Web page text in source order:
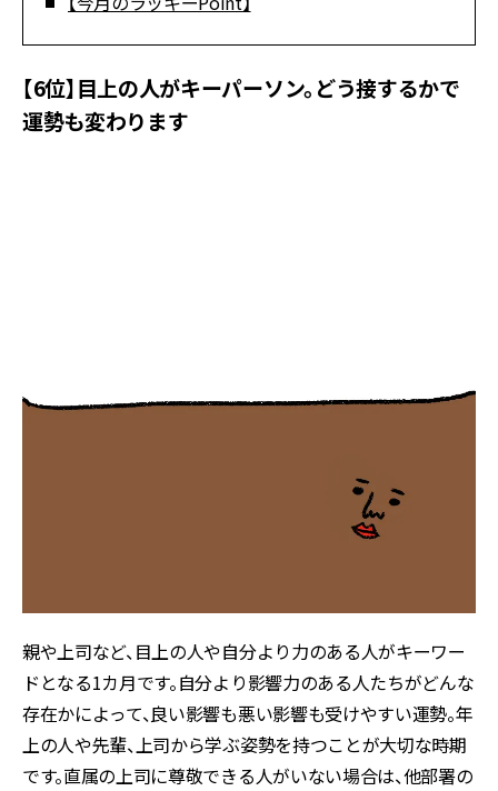
【6位】目上の人がキーパーソン。どう接するかで
運勢も変わります
親や上司など、目上の人や自分より力のある人がキーワー
ドとなる1カ月です。自分より影響力のある人たちがどんな
存在かによって、良い影響も悪い影響も受けやすい運勢。年
上の人や先輩、上司から学ぶ姿勢を持つことが大切な時期
です。直属の上司に尊敬できる人がいない場合は、他部署の